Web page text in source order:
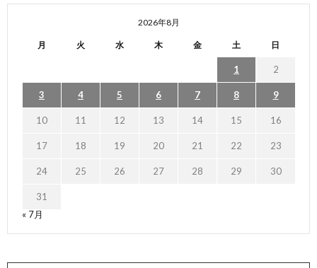
2026年8月
月 火 水 木 金 土 日
1 2
3 4 5 6 7 8 9
10 11 12 13 14 15 16
17 18 19 20 21 22 23
24 25 26 27 28 29 30
31
« 7月